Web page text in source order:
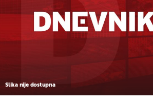
Slika nije dostupna